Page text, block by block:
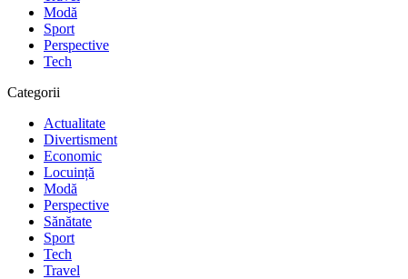
Modă
Sport
Perspective
Tech
Categorii
Actualitate
Divertisment
Economic
Locuință
Modă
Perspective
Sănătate
Sport
Tech
Travel